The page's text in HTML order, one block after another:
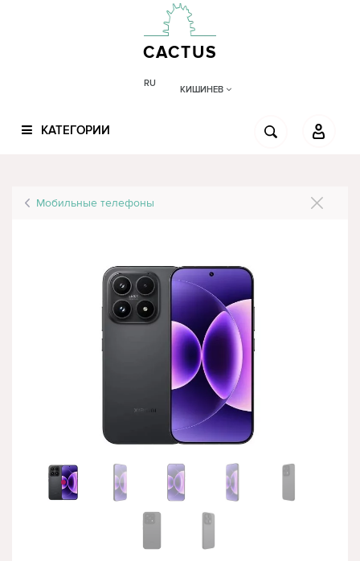
CACTUS
RU
КИШИНЕВ
КАТЕГОРИИ
Мобильные телефоны